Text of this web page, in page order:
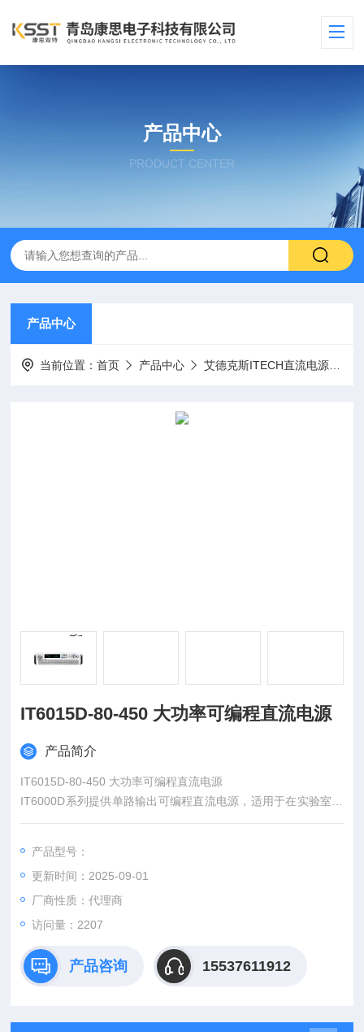
产品中心
PRODUCT CENTER
产品中心
当前位置：首页 产品中心 艾德克斯ITECH直流电源
IT6015D-80-450 大功率可编程直流电源
产品简介
IT6015D-80-450 大功率可编程直流电源
IT6000D系列提供单路输出可编程直流电源，适用于在实验室和
自动测试系统中提供大功率、稳定的直流供电。IT6000D系列电
压和电流组合，具备灵活性。IT6000D系列应用范围宽广，单机
范围5kW到144kW，电流范围高达2040A及电压范围高达2250
V。
产品型号：
更新时间：2025-09-01
厂商性质：代理商
访问量：2207
产品咨询 15537611912